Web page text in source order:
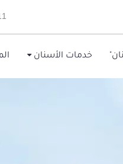
خدمات الأسنان